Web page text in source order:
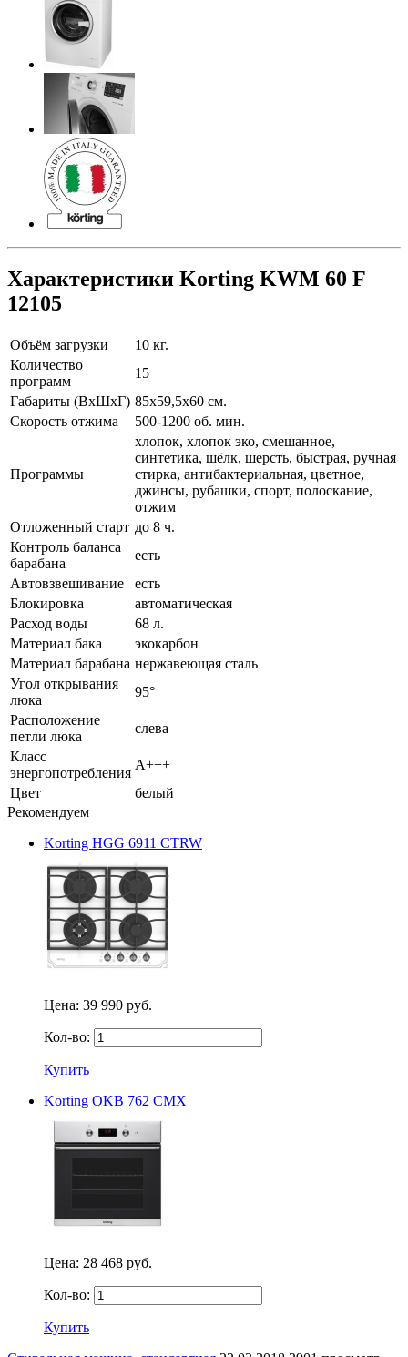
Характеристики Korting KWM 60 F
12105
Объём загрузки
10 кг.
Количество
программ
15
Габариты (ВхШхГ) 85x59,5x60 см.
Скорость отжима
500-1200 об. мин.
Программы
хлопок, хлопок эко, смешанное,
синтетика, шёлк, шерсть, быстрая, ручная
стирка, антибактериальная, цветное,
джинсы, рубашки, спорт, полоскание,
отжим
Отложенный старт до 8 ч.
Контроль баланса
барабана
есть
Автовзвешивание
есть
Блокировка
автоматическая
Расход воды
68 л.
Материал бака
экокарбон
Материал барабана нержавеющая сталь
Угол открывания
люка
95°
Расположение
петли люка
слева
Класс
энергопотребления
A+++
Цвет
белый
Рекомендуем
Korting HGG 6911 CTRW
Цена: 39 990 руб.
Кол-во:
Купить
Korting OKB 762 CMX
Цена: 28 468 руб.
Кол-во:
Купить